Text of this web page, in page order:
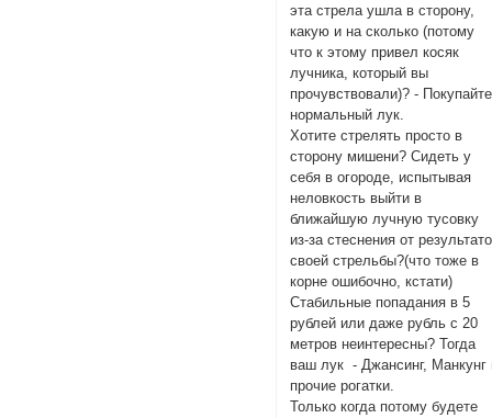
эта стрела ушла в сторону,
какую и на сколько (потому
что к этому привел косяк
лучника, который вы
прочувствовали)? - Покупайте
нормальный лук.
Хотите стрелять просто в
сторону мишени? Сидеть у
себя в огороде, испытывая
неловкость выйти в
ближайшую лучную тусовку
из-за стеснения от
своей стрельбы?(что тоже в
корне ошибочно, кстати)
Стабильные попадания в 5
рублей или даже рубль с 20
метров неинтересны? Тогда
ваш лук - Джансинг, Манкунг
прочие рогатки.
Только когда потому будете